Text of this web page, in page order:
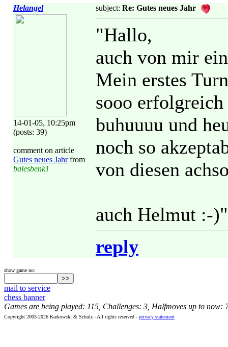
Helangel
14-01-05, 10:25pm
(posts: 39)
comment on article
Gutes neues Jahrfrom
balesbenk1
subject: Re: Gutes neues Jahr
"Hallo,
auch von mir
Mein erstes
sooo
buhuuuu und
noch so
von diesen
auch Helmut :-)"
reply
show game no:
mail to service
chess banner
Games are being played: 115, Challenges: 3, Halfmoves up to now:
Copyright 2003-2026 Karkowski & Schulz - All rights reserved - privacy statement